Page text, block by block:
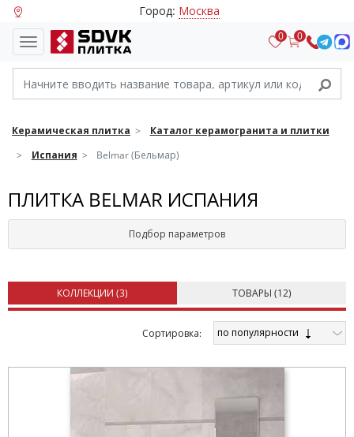
Город: Москва
0 0
Керамическая плитка
Каталог керамогранита и плитки
Испания
Belmar (Бельмар)
ПЛИТКА BELMAR ИСПАНИЯ
Подбор параметров
КОЛЛЕКЦИИ (3) ТОВАРЫ (12)
Cортировка: по популярности